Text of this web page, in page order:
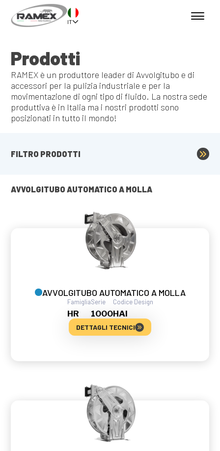
IT
Prodotti
RAMEX è un produttore leader di Avvolgitubo e di
accessori per la pulizia industriale e per la
movimentazione di ogni tipo di fluido. La nostra sede
produttiva è in Italia ma i nostri prodotti sono
posizionati in tutto il mondo!
FILTRO PRODOTTI
AVVOLGITUBO AUTOMATICO A MOLLA
AVVOLGITUBO AUTOMATICO A MOLLA
Famiglia
HR
Serie
1000
Codice Design
HAI
DETTAGLI TECNICI